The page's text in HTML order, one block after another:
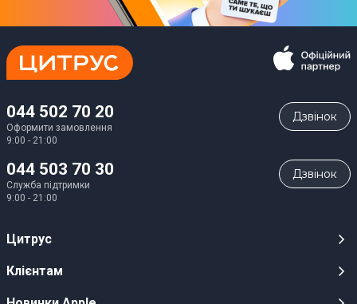
044 502 70 20
Оформити замовлення
9:00 - 21:00
Дзвiнок
044 503 70 30
Служба підтримки
9:00 - 21:00
Дзвiнок
Цитрус
Кар’єра
Клієнтам
Публічні оферти